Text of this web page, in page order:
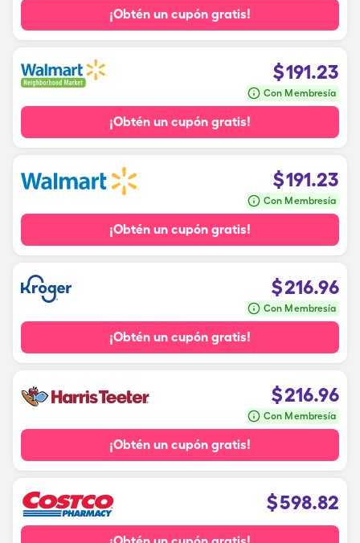
¡Obtén un cupón gratis!
$191.23
Con Membresía
¡Obtén un cupón gratis!
$191.23
Con Membresía
¡Obtén un cupón gratis!
$216.96
Con Membresía
¡Obtén un cupón gratis!
$216.96
Con Membresía
¡Obtén un cupón gratis!
$598.82